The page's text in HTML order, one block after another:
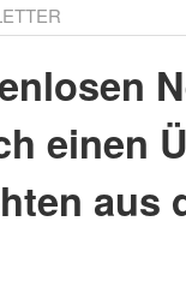
einen
aus